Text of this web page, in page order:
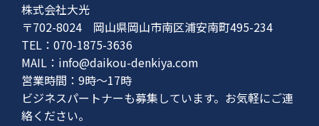
株式会社大光
〒702-8024 岡山県岡山市南区浦安南町495-234
TEL：070-1875-3636
MAIL： info@daikou-denkiya.com
営業時間：9時〜17時
ビジネスパートナーも募集しています。お気軽にご連
絡ください。